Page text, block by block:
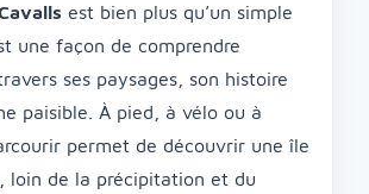
est bien plus qu’un simple
une façon de comprendre
ses paysages, son histoire
paisible. À pied, à vélo ou à
permet de découvrir une île
loin de la précipitation et du